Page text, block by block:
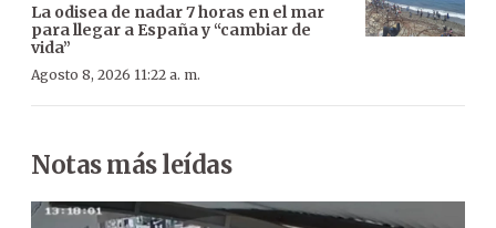
La odisea de nadar 7 horas en el mar
para llegar a España y “cambiar de
vida”
Agosto 8, 2026 11:22 a. m.
Notas más leídas